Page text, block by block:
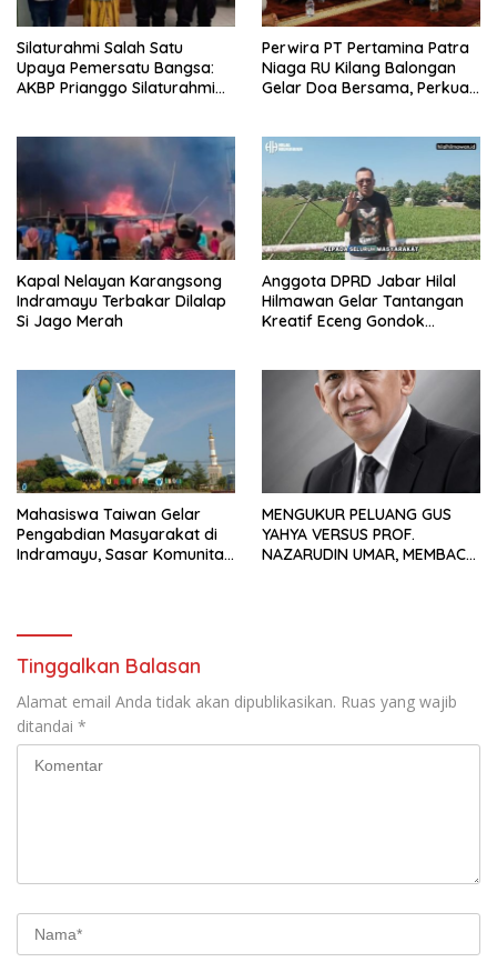
Silaturahmi Salah Satu
Upaya Pemersatu Bangsa:
AKBP Prianggo Silaturahmi
Perwira PT Pertamina Patra
Niaga RU Kilang Balongan
Gelar Doa Bersama, Perkuat
Kapal Nelayan Karangsong
Indramayu Terbakar Dilalap
Si Jago Merah
Anggota DPRD Jabar Hilal
Hilmawan Gelar Tantangan
Kreatif Eceng Gondok
Mahasiswa Taiwan Gelar
Pengabdian Masyarakat di
Indramayu, Sasar Komunitas
MENGUKUR PELUANG GUS
YAHYA VERSUS PROF.
NAZARUDIN UMAR, MEMBACA
Tinggalkan Balasan
Alamat email Anda tidak akan dipublikasikan. Ruas yang wajib
ditandai *